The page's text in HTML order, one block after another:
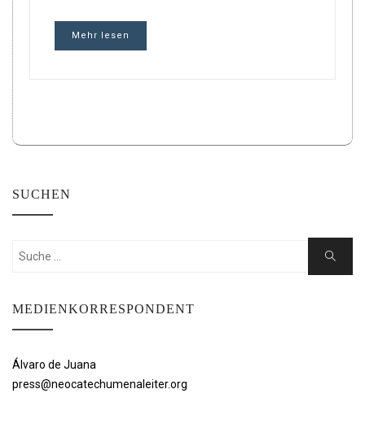
Mehr lesen
SUCHEN
Suchen
Suche
MEDIENKORRESPONDENT
Álvaro de Juana
press@neocatechumenaleiter.org